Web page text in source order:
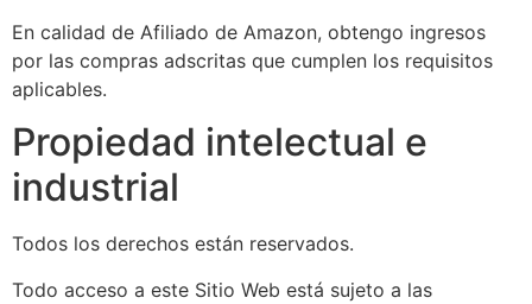
En calidad de Afiliado de Amazon, obtengo ingresos
por las compras adscritas que cumplen los requisitos
aplicables.
Propiedad intelectual e
industrial
Todos los derechos están reservados.
Todo acceso a este Sitio Web está sujeto a las